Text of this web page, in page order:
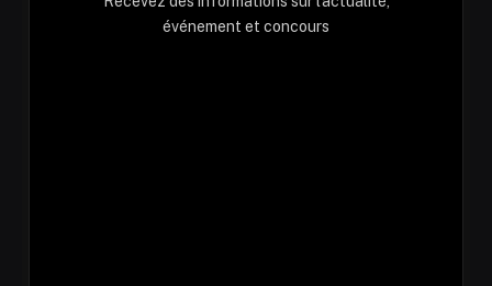
événement et concours